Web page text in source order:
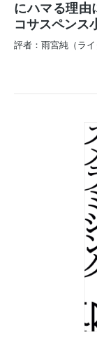
にハマる理由
コサスペンス
評者：雨宮純（ライ